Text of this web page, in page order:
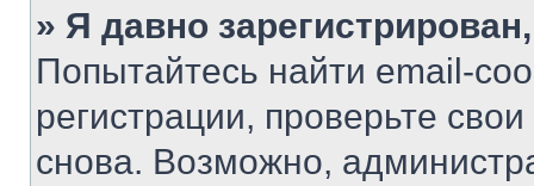
» Я давно
Попытайтесь найти email-
регистрации, проверьте
снова. Возможно,